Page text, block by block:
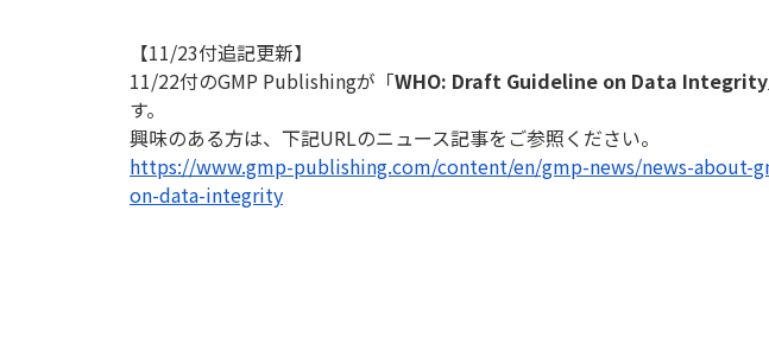
【11/23付追記更新】
11/22付のGMP Publishingが「WHO: Draft Guideline on Data Integrity
す。
興味のある方は、下記URLのニュース記事をご参照ください。
https://www.gmp-publishing.com/content/en/gmp-news/news-about-
on-data-integrity